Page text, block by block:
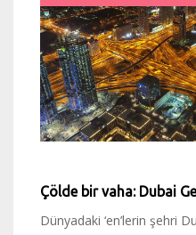
Çölde bir vaha: Dubai
Dünyadaki ‘en’lerin şehri